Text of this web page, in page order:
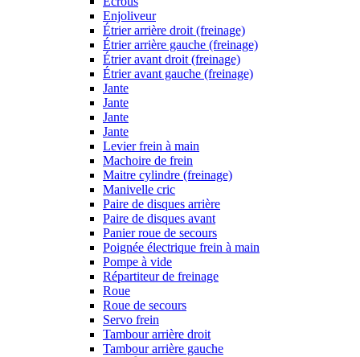
Enjoliveur
Étrier arrière droit (freinage)
Étrier arrière gauche (freinage)
Étrier avant droit (freinage)
Étrier avant gauche (freinage)
Jante
Jante
Jante
Jante
Levier frein à main
Machoire de frein
Maitre cylindre (freinage)
Manivelle cric
Paire de disques arrière
Paire de disques avant
Panier roue de secours
Poignée électrique frein à main
Pompe à vide
Répartiteur de freinage
Roue
Roue de secours
Servo frein
Tambour arrière droit
Tambour arrière gauche